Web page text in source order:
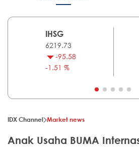
IHSG
6219.73
-95.58
-1.51 %
IDX Channel Market news
Anak Usaha BUMA